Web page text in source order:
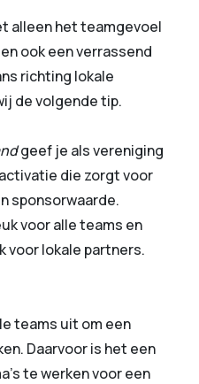
alleen het teamgevoel
ook een verrassend
richting lokale
de volgende tip.
geef je als vereniging
die zorgt voor
sponsorwaarde.
voor alle teams en
voor lokale partners.
teams uit om een
Daarvoor is het een
te werken voor een